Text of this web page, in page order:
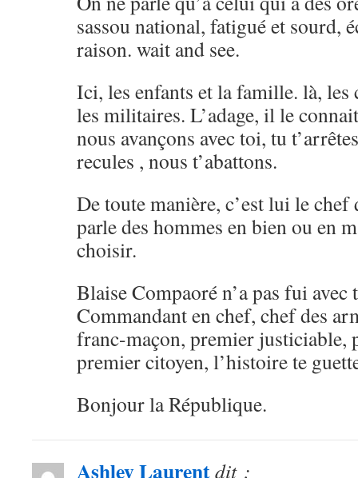
sassou national, fatigué et sourd,
raison. wait and see.
Ici, les enfants et la famille. là, les
les militaires. L’adage, il le
nous avançons avec toi, tu
recules , nous t’abattons.
De toute manière, c’est lui le
parle des hommes en bien ou en
choisir.
Blaise Compaoré n’a pas fui
Commandant en chef, chef des
franc-maçon, premier justiciable,
premier citoyen, l’histoire te
Bonjour la République.
Ashley Laurentdit :